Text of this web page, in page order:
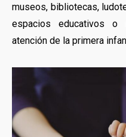
museos, bibliotecas,
espacios educativos o
atención de la primera